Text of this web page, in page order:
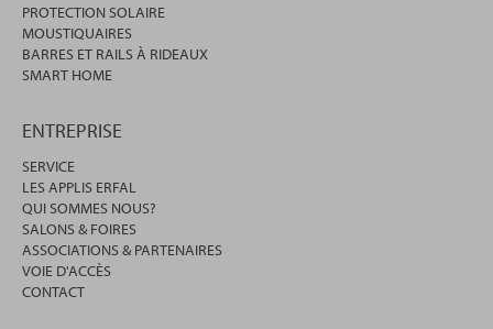
PROTECTION SOLAIRE
MOUSTIQUAIRES
BARRES ET RAILS À RIDEAUX
SMART HOME
ENTREPRISE
SERVICE
LES APPLIS ERFAL
QUI SOMMES NOUS?
SALONS & FOIRES
ASSOCIATIONS & PARTENAIRES
VOIE D'ACCÈS
CONTACT